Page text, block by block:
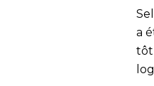
a
tôt